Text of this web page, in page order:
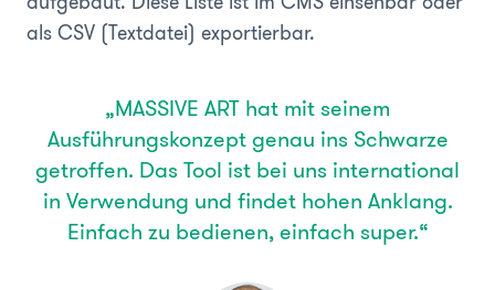
als CSV (Textdatei) exportierbar.
„MASSIVE ART hat mit seinem
Ausführungskonzept genau ins Schwarze
getroffen. Das Tool ist bei uns international
in Verwendung und findet hohen Anklang.
Einfach zu bedienen, einfach super.“